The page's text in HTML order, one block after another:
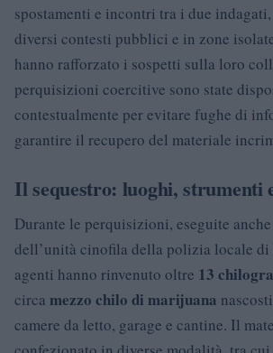
spostamenti e incontri tra i due
diversi contesti pubblici e in zone
hanno rafforzato i sospetti sulla loro
perquisizioni coercitive sono state
contestualmente per evitare fughe di
garantire il recupero del materiale
Il sequestro: luoghi, strumenti
Durante le perquisizioni, eseguite
dell’unità cinofila della polizia locale di
agenti hanno rinvenuto oltre 13
circa mezzo chilo di marijuana
camere da letto, garage e cantine. Il